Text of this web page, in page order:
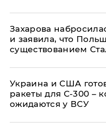
​Захарова
и заявила, что
существованием
Украина и США
ракеты для С-300 –
ожидаются у ВСУ